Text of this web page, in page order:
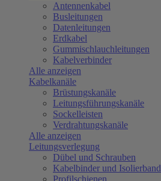
Antennenkabel
Busleitungen
Datenleitungen
Erdkabel
Gummischlauchleitungen
Kabelverbinder
Alle anzeigen
Kabelkanäle
Brüstungskanäle
Leitungsführungskanäle
Sockelleisten
Verdrahtungskanäle
Alle anzeigen
Leitungsverlegung
Dübel und Schrauben
Kabelbinder und Isolierband